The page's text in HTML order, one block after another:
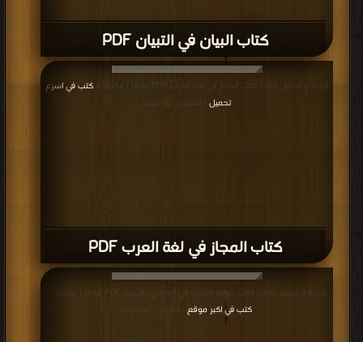
كتاب البيان في التبيان PDF
كتاب المجاز في لغة العرب PDF
قراءة و تحميل كتاب كتاب المجاز في لغة العرب PDF مجانا | مكتبة >
كتب في اسرع
تحميل
| التحميل : مرة/مرات
قراءة و تحميل كتاب كتاب جواهر البلاغة في المعاني والبديع PDF مجانا | مكتبة >
كتب في اكبر موقع
| التحميل : مرة/مرات